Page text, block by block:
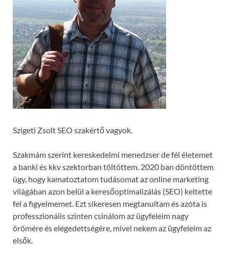
Szigeti Zsolt SEO szakértő vagyok.
Szakmám szerint kereskedelmi menedzser de fél életemet
a banki és kkv szektorban töltöttem. 2020 ban döntöttem
úgy, hogy kamatoztatom tudásomat az online marketing
világában azon belül a keresőoptimalizálás (SEO) keltette
fel a figyelmemet. Ezt sikeresen megtanultam és azóta is
professzionális szinten csinálom az ügyfeleim nagy
örömére és elégedettségére, mivel nekem az ügyfeleim az
elsők.